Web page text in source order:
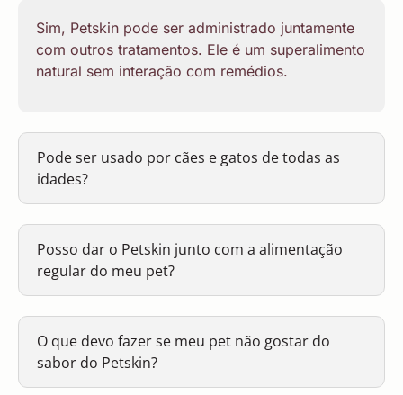
Sim, Petskin pode ser administrado juntamente
com outros tratamentos. Ele é um superalimento
natural sem interação com remédios.
Pode ser usado por cães e gatos de todas as
idades?
Posso dar o Petskin junto com a alimentação
regular do meu pet?
O que devo fazer se meu pet não gostar do
sabor do Petskin?